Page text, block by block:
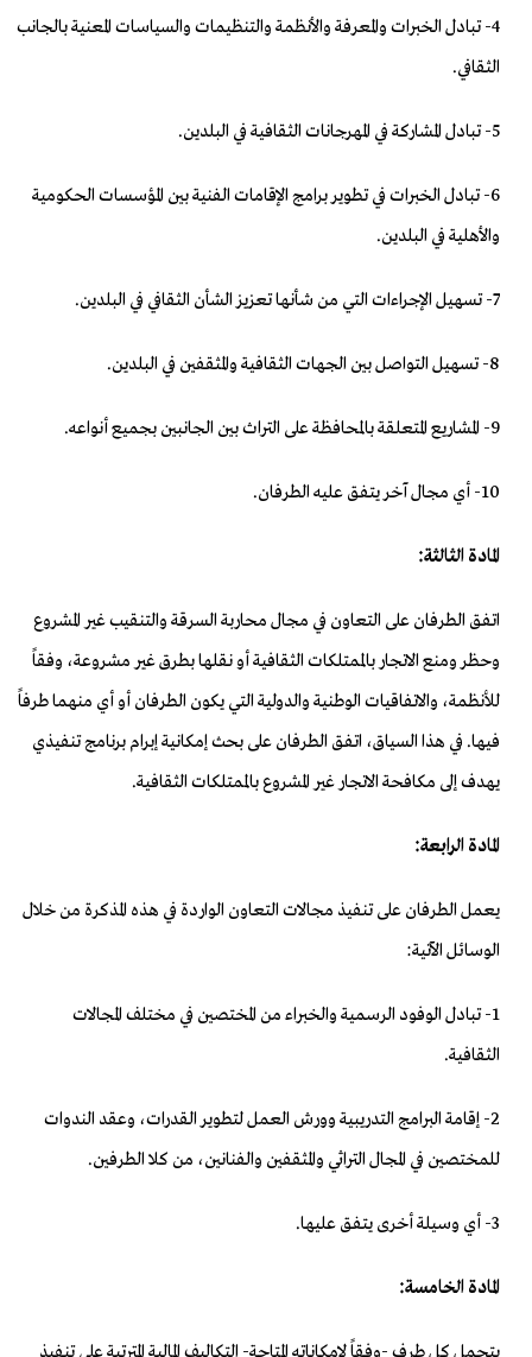
4- تبادل الخبرات والمعرفة والأنظمة والتنظيمات والسياسات المعنية بالجانب
الثقافي.
5- تبادل المشاركة في المهرجانات الثقافية في البلدين.
6- تبادل الخبرات في تطوير برامج الإقامات الفنية بين المؤسسات الحكومية
والأهلية في البلدين.
7- تسهيل الإجراءات التي من شأنها تعزيز الشأن الثقافي في البلدين.
8- تسهيل التواصل بين الجهات الثقافية والمثقفين في البلدين.
9- المشاريع المتعلقة بالمحافظة على التراث بين الجانبين بجميع أنواعه.
10- أي مجال آخر يتفق عليه الطرفان.
المادة الثالثة:
اتفق الطرفان على التعاون في مجال محاربة السرقة والتنقيب غير المشروع
وحظر ومنع الاتجار بالممتلكات الثقافية أو نقلها بطرق غير مشروعة، وفقاً
للأنظمة، والاتفاقيات الوطنية والدولية التي يكون الطرفان أو أي منهما طرفاً
فيها. في هذا السياق، اتفق الطرفان على بحث إمكانية إبرام برنامج تنفيذي
يهدف إلى مكافحة الاتجار غير المشروع بالممتلكات الثقافية.
المادة الرابعة:
يعمل الطرفان على تنفيذ مجالات التعاون الواردة في هذه المذكرة من خلال
الوسائل الآتية:
1- تبادل الوفود الرسمية والخبراء من المختصين في مختلف المجالات
الثقافية.
2- إقامة البرامج التدريبية وورش العمل لتطوير القدرات، وعقد الندوات
للمختصين في المجال التراثي والمثقفين والفنانين، من كلا الطرفين.
3- أي وسيلة أخرى يتفق عليها.
المادة الخامسة: